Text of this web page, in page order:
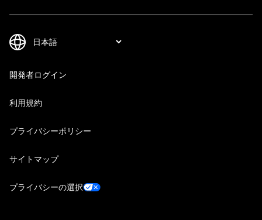
開発者ログイン
利用規約
プライバシーポリシー
サイトマップ
プライバシーの選択